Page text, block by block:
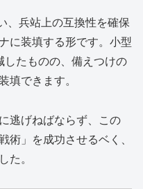
、兵站上の互換性を確保
に装填する形です。小型
たものの、備えつけの
填できます。
逃げねばならず、この
術」を成功させるベく、
。